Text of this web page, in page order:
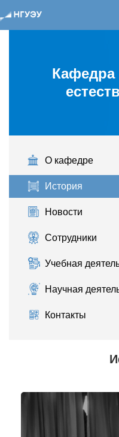
Кафедра
О кафедре
История
Новости
Сотрудники
Учебная
Научная
Контакты